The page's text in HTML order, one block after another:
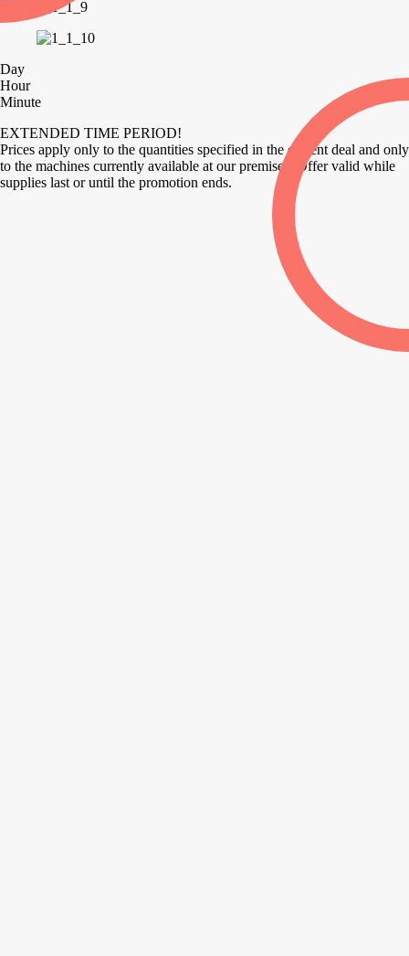
Day
Hour
Minute
EXTENDED TIME PERIOD!
Prices apply only to the quantities specified in the current deal and only
to the machines currently available at our premises. Offer valid while
supplies last or until the promotion ends.